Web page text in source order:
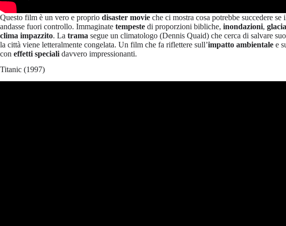
Questo film è un vero e proprio disaster movie che ci mostra cosa potrebbe succedere se
andasse fuori controllo. Immaginate tempeste di proporzioni bibliche, inondazioni,
clima impazzito. La trama segue un climatologo (Dennis Quaid) che cerca di salvare
la città viene letteralmente congelata. Un film che fa riflettere sull’impatto ambientale e
con effetti speciali davvero impressionanti.
Titanic (1997)